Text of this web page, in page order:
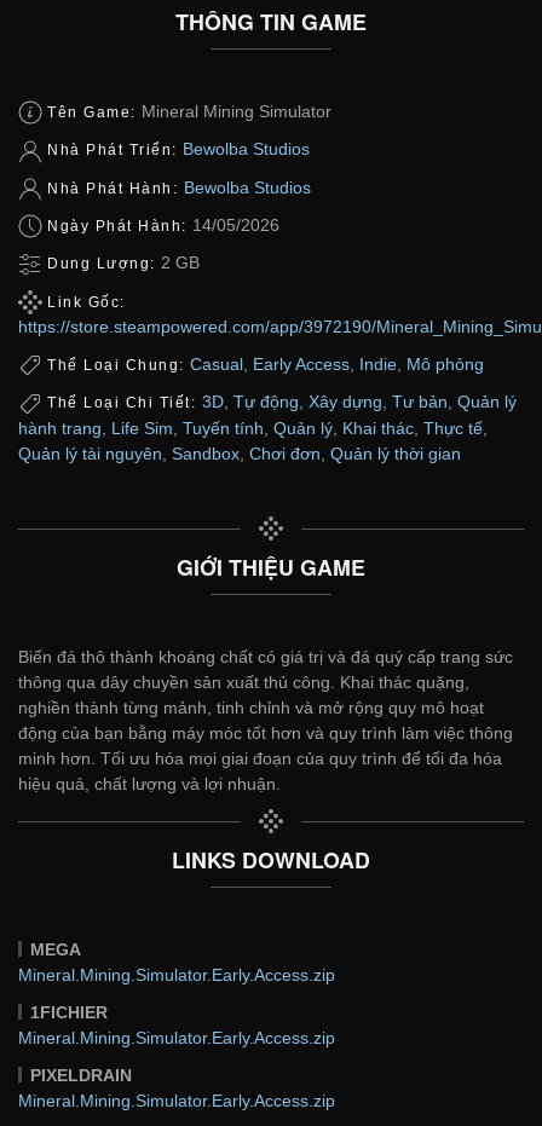
THÔNG TIN GAME
Tên Game: Mineral Mining Simulator
Nhà Phát Triển: Bewolba Studios
Nhà Phát Hành: Bewolba Studios
Ngày Phát Hành: 14/05/2026
Dung Lượng: 2 GB
Link Gốc:
https://store.steampowered.com/app/3972190/
Thể Loại Chung: Casual Early Access Indie Mô phỏng
Thể Loại Chi Tiết: 3D, Tự động, Xây dựng, Tư bản, Quản lý
hành trang
Life Sim Tuyến tính Quản lý Khai thác Thực tế
Quản lý tài nguyên Sandbox Chơi đơn Quản lý thời gian
GIỚI THIỆU GAME
Biến đá thô thành khoáng chất có giá trị và đá quý cấp trang sức
thông qua dây chuyền sản xuất thủ công. Khai thác quặng,
nghiền thành từng mảnh, tinh chỉnh và mở rộng quy mô hoạt
động của bạn bằng máy móc tốt hơn và quy trình làm việc thông
minh hơn. Tối ưu hóa mọi giai đoạn của quy trình để tối đa hóa
hiệu quả, chất lượng và lợi nhuận.
LINKS DOWNLOAD
MEGA
Mineral.Mining.Simulator.Early.Access.zip
1FICHIER
Mineral.Mining.Simulator.Early.Access.zip
PIXELDRAIN
Mineral.Mining.Simulator.Early.Access.zip